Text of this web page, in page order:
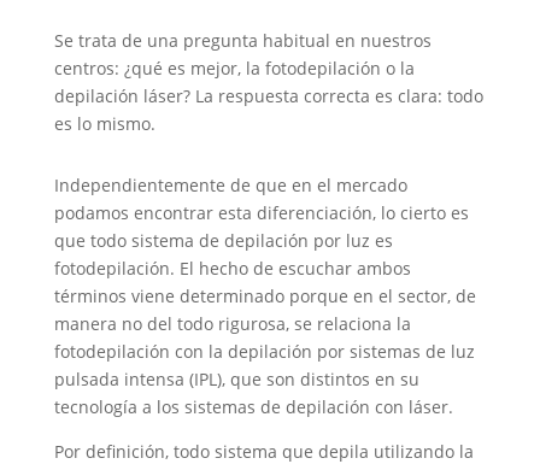
Se trata de una pregunta habitual en nuestros
centros: ¿qué es mejor, la fotodepilación o la
depilación láser? La respuesta correcta es clara: todo
es lo mismo.
Independientemente de que en el mercado
podamos encontrar esta diferenciación, lo cierto es
que todo sistema de depilación por luz es
fotodepilación. El hecho de escuchar ambos
términos viene determinado porque en el sector, de
manera no del todo rigurosa, se relaciona la
fotodepilación con la depilación por sistemas de luz
pulsada intensa (IPL), que son distintos en su
tecnología a los sistemas de depilación con láser.
Por definición, todo sistema que depila utilizando la